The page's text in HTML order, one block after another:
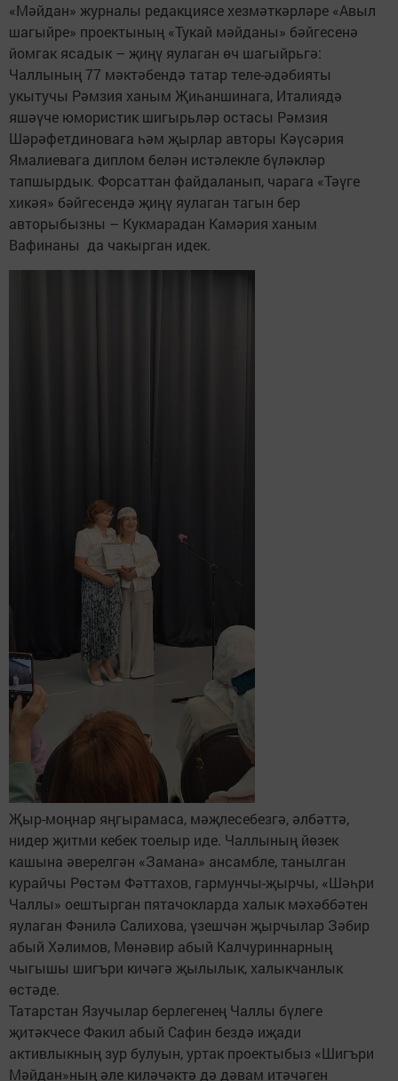
«Мәйдан» журналы редакциясе хезмәткәрләре «Авыл
шагыйре» проектының «Тукай мәйданы» бәйгесенә
йомгак ясадык – җиңү яулаган өч шагыйрьгә:
Чаллының 77 мәктәбендә татар теле-әдәбияты
укытучы Рәмзия ханым Җиһаншинага, Италиядә
яшәүче юмористик шигырьләр остасы Рәмзия
Шәрәфетдиновага һәм җырлар авторы Кәүсәрия
Ямалиевага диплом белән истәлекле бүләкләр
тапшырдык. Форсаттан файдаланып, чарага «Тәүге
хикәя» бәйгесендә җиңү яулаган тагын бер
авторыбызны – Кукмарадан Камәрия ханым
Вафинаны да чакырган идек.
Җыр-моңнар яңгырамаса, мәҗлесебезгә, әлбәттә,
нидер җитми кебек тоелыр иде. Чаллының йөзек
кашына әверелгән «Замана» ансамбле, танылган
курайчы Рөстәм Фәттахов, гармунчы-җырчы, «Шәһри
Чаллы» оештырган пятачокларда халык мәхәббәтен
яулаган Фәнилә Салихова, үзешчән җырчылар Зәбир
абый Хәлимов, Мөнәвир абый Калчуриннарның
чыгышы шигъри кичәгә җылылык, халыкчанлык
өстәде.
Татарстан Язучылар берлегенең Чаллы бүлеге
җитәкчесе Факил абый Сафин бездә иҗади
активлыкның зур булуын, уртак проектыбыз «Шигъри
Мәйдан»ның әле киләчәктә дә дәвам итәчәген